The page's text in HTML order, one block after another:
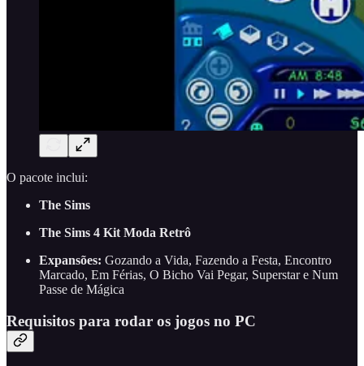
O pacote inclui:
The Sims
The Sims 4 Kit Moda Retrô
Expansões: Gozando a Vida, Fazendo a Festa, Encontro
Marcado, Em Férias, O Bicho Vai Pegar, Superstar e Num
Passe de Mágica
Requisitos para rodar os jogos no PC